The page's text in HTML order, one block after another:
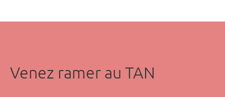
Venez ramer au TAN